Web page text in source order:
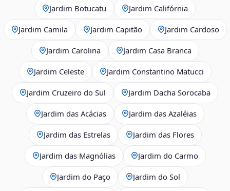
Jardim Botucatu Jardim Califórnia
Jardim Camila Jardim Capitão Jardim Cardoso
Jardim Carolina Jardim Casa Branca
Jardim Celeste Jardim Constantino Matucci
Jardim Cruzeiro do Sul Jardim Dacha Sorocaba
Jardim das Acácias Jardim das Azaléias
Jardim das Estrelas Jardim das Flores
Jardim das Magnólias Jardim do Carmo
Jardim do Paço Jardim do Sol